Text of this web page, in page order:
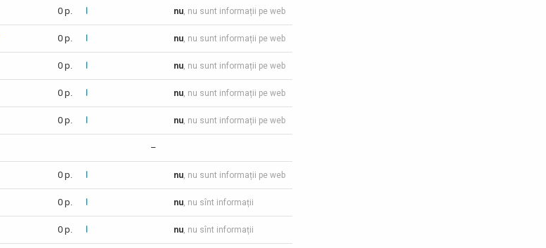
0 p. nu, nu sunt informații pe web
0 p. nu, nu sunt informații pe web
0 p. nu, nu sunt informații pe web
0 p. nu, nu sunt informații pe web
0 p. nu, nu sunt informații pe web
–
0 p. nu, nu sunt informații pe web
0 p. nu, nu sînt informații
0 p. nu, nu sînt informații